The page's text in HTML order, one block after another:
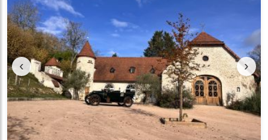
‹ ›